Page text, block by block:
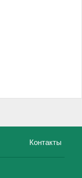
Контакты